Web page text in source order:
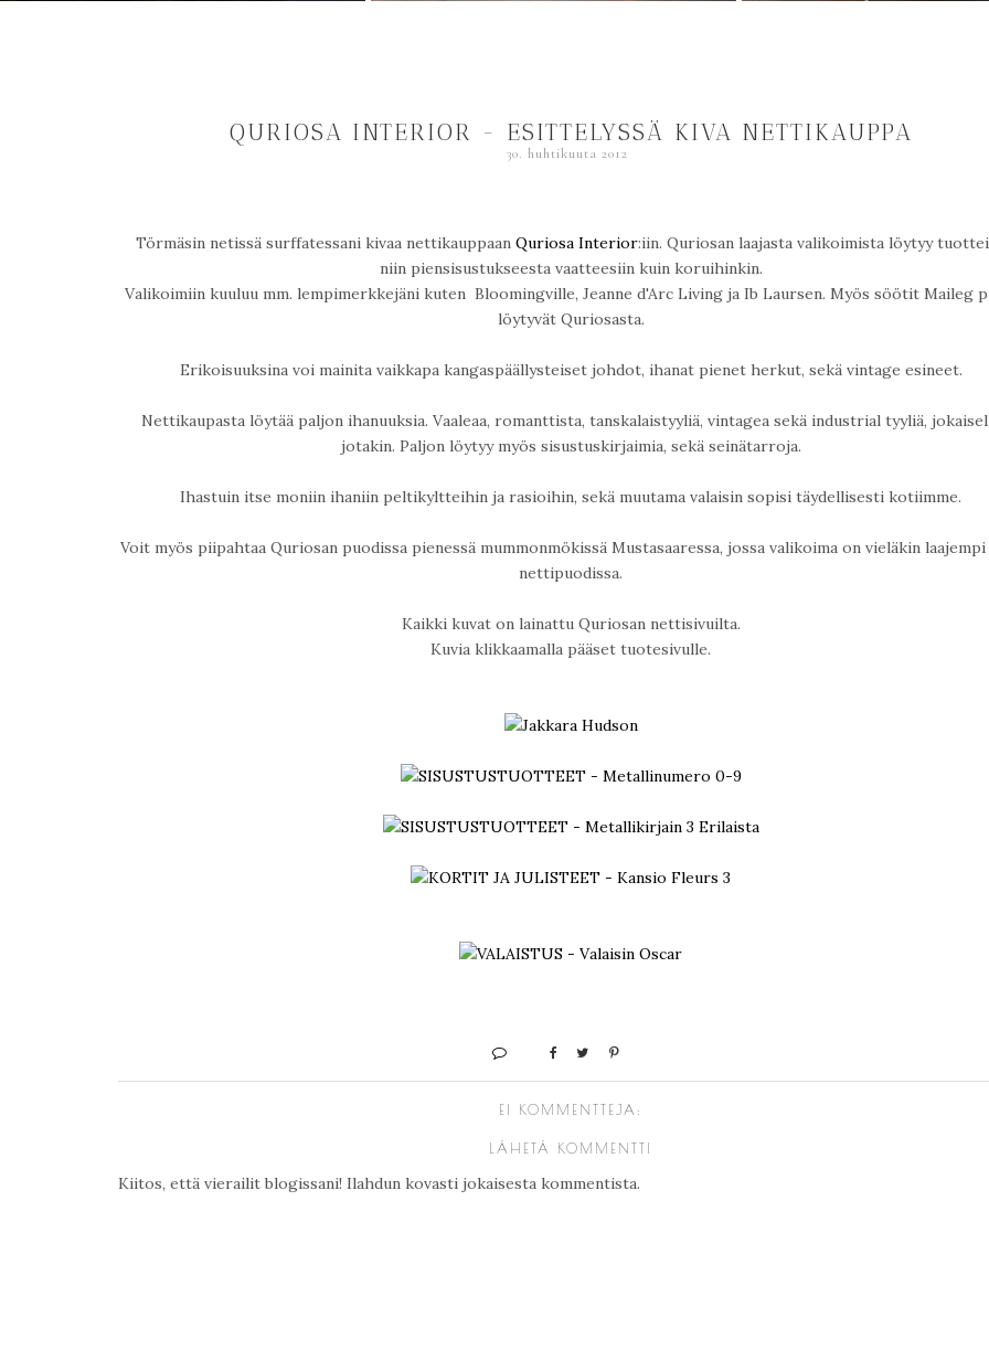
QURIOSA INTERIOR - ESITTELYSSÄ KIVA NETTIKAUPPA
30. huhtikuuta 2012
Törmäsin netissä surffatessani kivaa nettikauppaan Quriosa Interior:iin. Quriosan laajasta valikoimista löytyy
niin piensisustukseesta vaatteesiin kuin koruihinkin.
Valikoimiin kuuluu mm. lempimerkkejäni kuten Bloomingville, Jeanne d'Arc Living ja Ib Laursen. Myös söötit Maileg
löytyvät Quriosasta.
Erikoisuuksina voi mainita vaikkapa kangaspäällysteiset johdot, ihanat pienet herkut, sekä vintage esineet.
Nettikaupasta löytää paljon ihanuuksia. Vaaleaa, romanttista, tanskalaistyyliä, vintagea sekä industrial tyyliä,
jotakin. Paljon löytyy myös sisustuskirjaimia, sekä seinätarroja.
Ihastuin itse moniin ihaniin peltikyltteihin ja rasioihin, sekä muutama valaisin sopisi täydellisesti kotiimme.
Voit myös piipahtaa Quriosan puodissa pienessä mummonmökissä Mustasaaressa, jossa valikoima on vieläkin
nettipuodissa.
Kaikki kuvat on lainattu Quriosan nettisivuilta.
Kuvia klikkaamalla pääset tuotesivulle.
EI KOMMENTTEJA:
LÄHETÄ KOMMENTTI
Kiitos, että vierailit blogissani! Ilahdun kovasti jokaisesta kommentista.